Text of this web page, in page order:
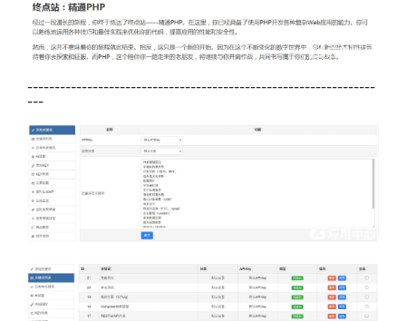
----------------------------------------------------------------
---